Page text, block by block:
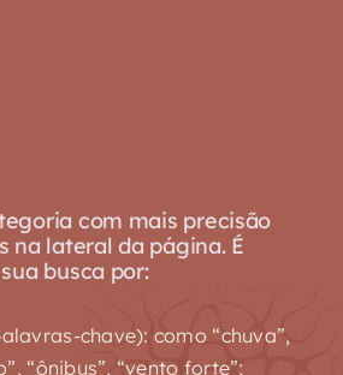
com mais precisão
na lateral da página. É
busca por:
chave): como “chuva”,
“ônibus”, “vento forte”;